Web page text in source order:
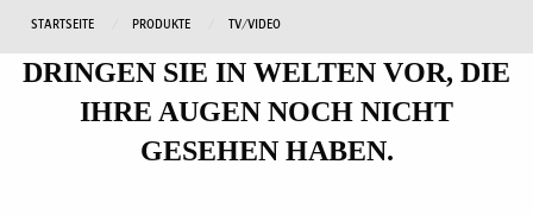
STARTSEITE PRODUKTE TV/VIDEO
DRINGEN SIE IN WELTEN VOR, DIE
IHRE AUGEN NOCH NICHT
GESEHEN HABEN.